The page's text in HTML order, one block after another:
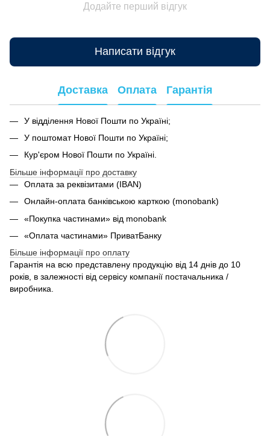
Додайте перший відгук
Написати відгук
Доставка Оплата Гарантія
У відділення Нової Пошти по Україні;
У поштомат Нової Пошти по Україні;
Кур'єром Нової Пошти по Україні.
Більше інформації про доставку
Оплата за реквізитами (IBAN)
Онлайн-оплата банківською карткою (monobank)
«Покупка частинами» від monobank
«Оплата частинами» ПриватБанку
Більше інформації про оплату
Гарантія на всю представлену продукцію від 14 днів до 10
років, в залежності від сервісу компанії постачальника /
виробника.